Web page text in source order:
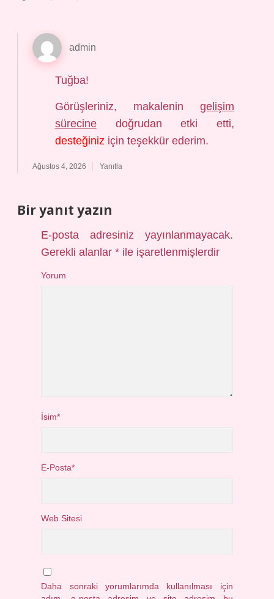
admin
Tuğba!
Görüşleriniz, makaleningelişim
sürecinedoğrudan etki etti,
desteğiniziçin teşekkür ederim.
Ağustos 4, 2026 Yanıtla
Bir yanıt yazın
E-posta adresiniz yayınlanmayacak.
Gerekli alanlar* ile işaretlenmişlerdir
Yorum
İsim*
E-Posta*
Web Sitesi
Daha sonraki yorumlarımda kullanılması için